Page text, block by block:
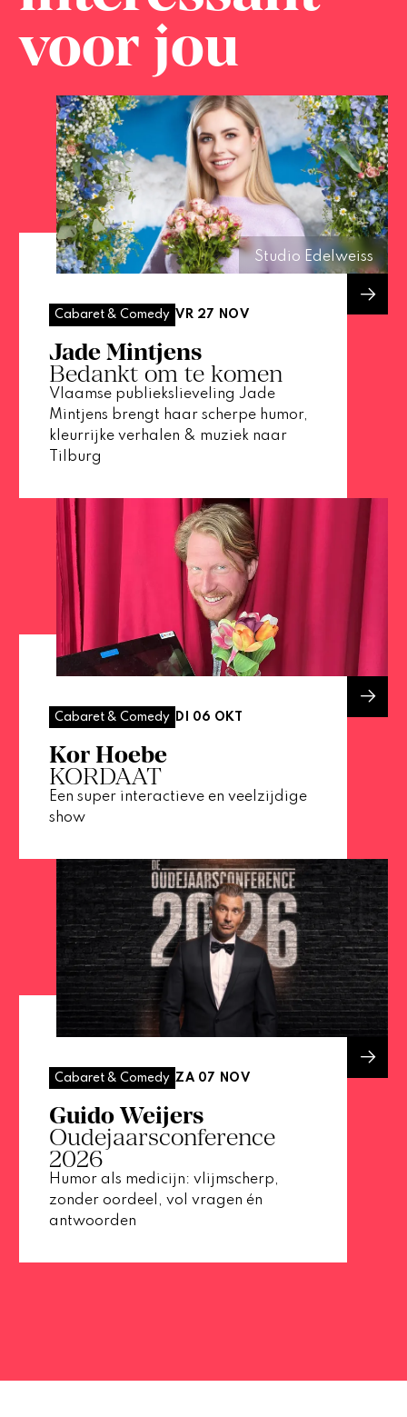
voor jou
Cabaret & Comedy VR 27 NOV
Jade Mintjens
Bedankt om te komen
Vlaamse publiekslieveling Jade
Mintjens brengt haar scherpe humor,
kleurrijke verhalen & muziek naar
Tilburg
Studio Edelweiss
Cabaret & Comedy DI 06 OKT
Kor Hoebe
KORDAAT
Een super interactieve en veelzijdige
show
Cabaret & Comedy ZA 07 NOV
Guido Weijers
Oudejaarsconference
2026
Humor als medicijn: vlijmscherp,
zonder oordeel, vol vragen én
antwoorden